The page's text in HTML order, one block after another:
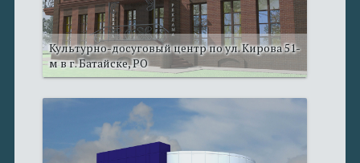
Культурно-досуговый центр по ул. Кирова 51-
м в г. Батайске, РО